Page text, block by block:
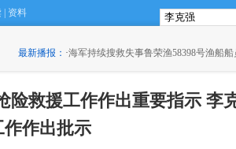
资料
最新播报：
冠军(18:16) ·海军持续搜救失事鲁荣渔58398号渔船船
险救援工作作出重要指示 李
作作出批示